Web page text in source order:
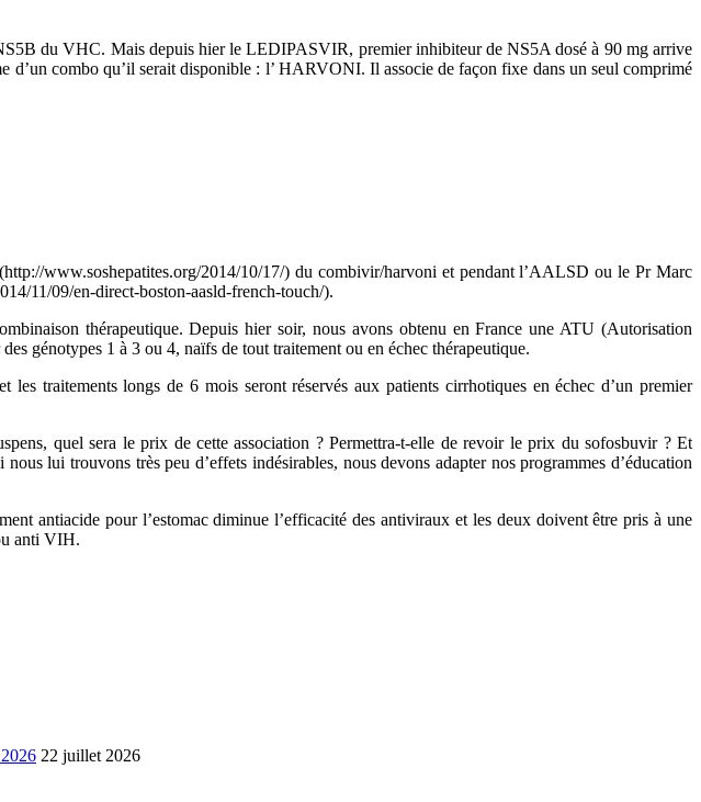
du VHC. Mais depuis hier le LEDIPASVIR, premier inhibiteur de NS5A dosé à 90 mg arrive
d’un combo qu’il serait disponible : l’ HARVONI. Il associe de façon fixe dans un seul comprimé
www.soshepatites.org/2014/10/17/) du combivir/harvoni et pendant l’AALSD ou le Pr Marc
11/09/en-direct-boston-aasld-french-touch/).
thérapeutique. Depuis hier soir, nous avons obtenu en France une ATU (Autorisation
génotypes 1 à 3 ou 4, naïfs de tout traitement ou en échec thérapeutique.
traitements longs de 6 mois seront réservés aux patients cirrhotiques en échec d’un premier
quel sera le prix de cette association ? Permettra-t-elle de revoir le prix du sofosbuvir ? Et
lui trouvons très peu d’effets indésirables, nous devons adapter nos programmes d’éducation
antiacide pour l’estomac diminue l’efficacité des antiviraux et les deux doivent être pris à une
anti VIH.
22 juillet 2026